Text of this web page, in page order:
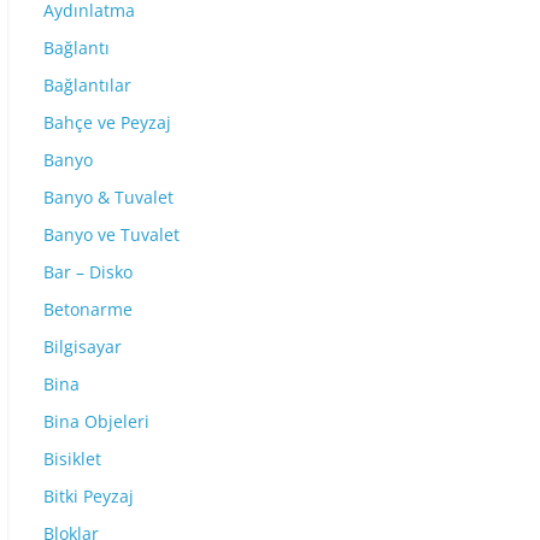
Aydınlatma
Bağlantı
Bağlantılar
Bahçe ve Peyzaj
Banyo
Banyo & Tuvalet
Banyo ve Tuvalet
Bar – Disko
Betonarme
Bilgisayar
Bina
Bina Objeleri
Bisiklet
Bitki Peyzaj
Bloklar